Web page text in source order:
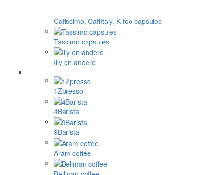
Cafissimo, Caffitaly, K-fee capsules
Tassimo capsules
Illy en andere
1Zpresso
4Barista
9Barista
Aram coffee